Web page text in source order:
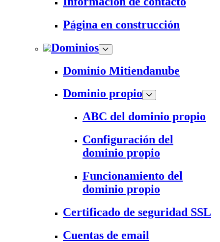
Página en construcción
Dominios
Dominio Mitiendanube
Dominio propio
ABC del dominio propio
Configuración del
dominio propio
Funcionamiento del
dominio propio
Certificado de seguridad SSL
Cuentas de email